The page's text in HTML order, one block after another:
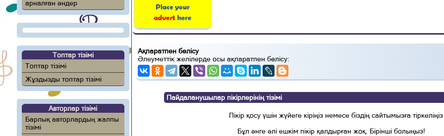
арналған әндер
Топтар тізімі
Топтар тізімі
Жұздызды топтар тізімі
Авторлар тізімі
Барлық авторлардың жалпы
тізімі
Ақпаратпен бөлісу
Әлеуметтік желілерде осы ақпаратпен бөлісу:
Пайдаланушылар пікірлерінің тізімі
Пікір қосу үшін жүйеге кіріңіз немесе біздің сайтымызға тіркеліңіз
Бұл әнге әлі ешкім пікір қалдырған жоқ. Бірінші болыңыз!